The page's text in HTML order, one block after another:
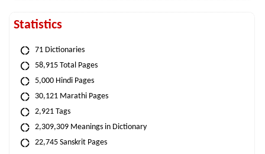
Statistics
71 Dictionaries
58,915 Total Pages
5,000 Hindi Pages
30,121 Marathi Pages
2,921 Tags
2,309,309 Meanings in Dictionary
22,745 Sanskrit Pages